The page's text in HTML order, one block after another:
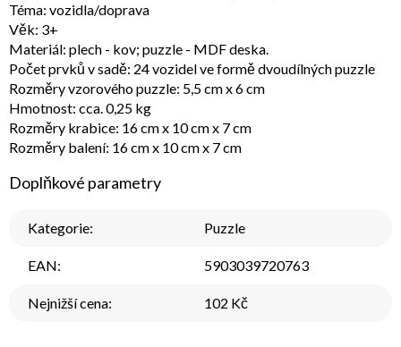
Téma: vozidla/doprava
Věk: 3+
Materiál: plech - kov; puzzle - MDF deska.
Počet prvků v sadě: 24 vozidel ve formě dvoudílných puzzle
Rozměry vzorového puzzle: 5,5 cm x 6 cm
Hmotnost: cca. 0,25 kg
Rozměry krabice: 16 cm x 10 cm x 7 cm
Rozměry balení: 16 cm x 10 cm x 7 cm
Doplňkové parametry
Kategorie: Puzzle
EAN: 5903039720763
Nejnižší cena: 102 Kč